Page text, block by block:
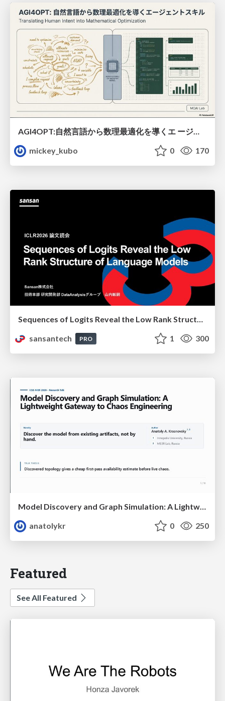
AGI4OPT:自然言語から数理最適化を導くエ ージェントスキル Translating Human Intent into Mathematical Optimization
mickey_kubo
0 170
sansantech
PRO 1 300
Model Discovery and Graph Simulation: A Lightweight Gateway to Chaos Engineering
anatolykr
0 250
Featured
See All Featured